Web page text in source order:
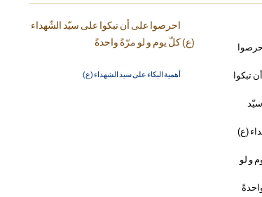
احرصوا على أن تبكوا على سيّد الشّهداء
(ع) كلّ يوم و لو مرّةً واحدةً
أهمية البكاء على سيد الشهداء (ع)